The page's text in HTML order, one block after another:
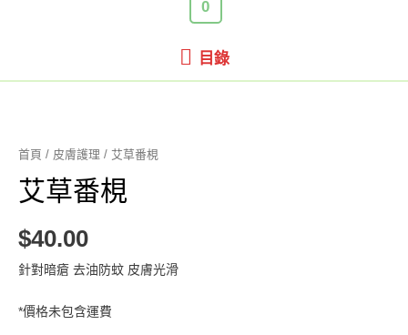
目
目錄
0
首頁 / 皮膚護理 / 艾草番梘
艾草番梘
$40.00
針對暗瘡 去油防蚊 皮膚光滑
*價格未包含運費